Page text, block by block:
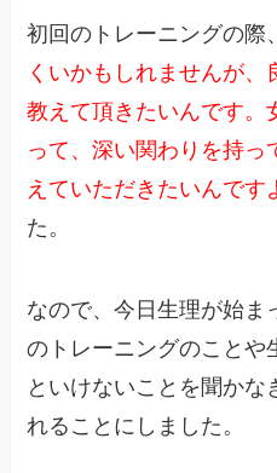
初回のトレーニングの際
くいかもしれませんが、
教えて頂きたいんです。
って、深い関わりを持っ
えていただきたいんです
た。
なので、今日生理が始ま
のトレーニングのことや
といけないことを聞かな
れることにしました。